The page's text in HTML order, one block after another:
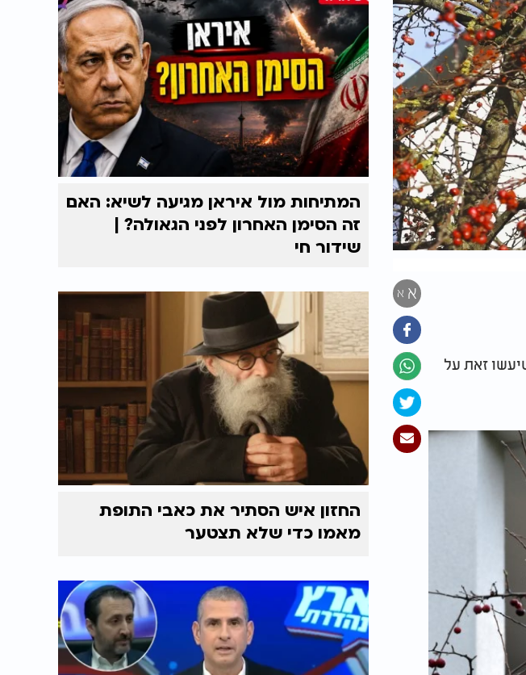
א א
זאת על
המתיחות מול איראן מגיעה לשיא: האם
זה הסימן האחרון לפני הגאולה? |
שידור חי
החזון איש הסתיר את כאבי התופת
מאמו כדי שלא תצטער